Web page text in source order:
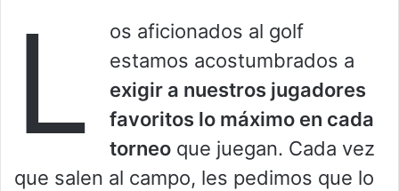
L
os aficionados al golf
estamos acostumbrados a
exigir a nuestros jugadores
favoritos lo máximo en cada
torneo que juegan. Cada vez
que salen al campo, les pedimos que lo